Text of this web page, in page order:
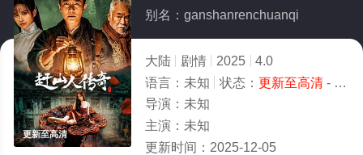
更新至高清
别名：ganshanrenchuanqi
大陆 剧情 2025
4.0
语言： 未知 状态： 更新至高清- 免费在线观看
导演： 未知
主演： 未知
更新时间： 2025-12-05